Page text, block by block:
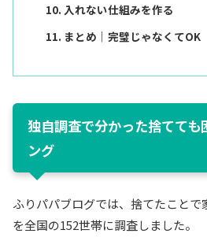
入れない仕組みを作る
まとめ｜完璧じゃなくてOK
独自調査で分かった捨てても
ング
ふりパパブログでは、捨てたこと
を全国の152世帯に調査しました。